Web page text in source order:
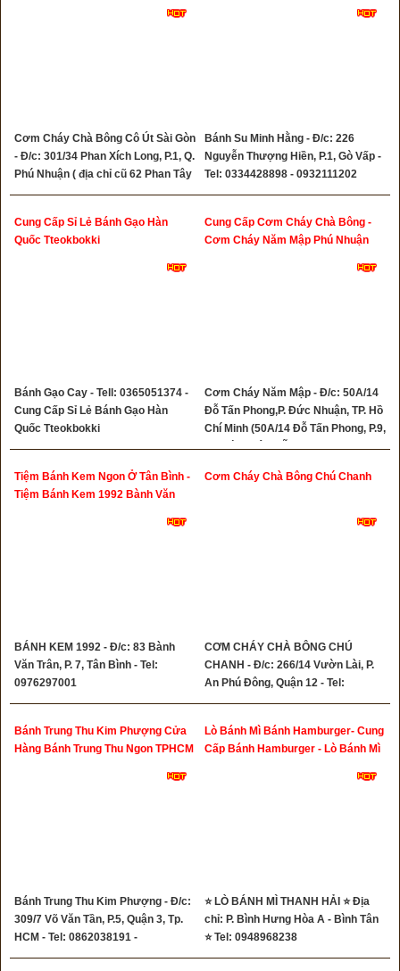
Cơm Cháy Chà Bông Cô Út Sài Gòn
- Đ/c: 301/34 Phan Xích Long, P.1, Q.
Phú Nhuận ( địa chỉ cũ 62 Phan Tây
Hồ ) - Tel: 0932333462 -
Bánh Su Minh Hằng - Đ/c: 226
Nguyễn Thượng Hiền, P.1, Gò Vấp -
Tel: 0334428898 - 0932111202
Cung Cấp Sỉ Lẻ Bánh Gạo Hàn
Quốc Tteokbokki
Bánh Gạo Cay - Tell: 0365051374 -
Cung Cấp Sỉ Lẻ Bánh Gạo Hàn
Quốc Tteokbokki
Cung Cấp Cơm Cháy Chà Bông -
Cơm Cháy Năm Mập Phú Nhuận
Cơm Cháy Năm Mập - Đ/c: 50A/14
Đỗ Tấn Phong,P. Đức Nhuận, TP. Hồ
Chí Minh (50A/14 Đỗ Tấn Phong, P.9,
Q.Phú Nhuận CŨ), Tell: 0776982425
Tiệm Bánh Kem Ngon Ở Tân Bình -
Tiệm Bánh Kem 1992 Bành Văn
BÁNH KEM 1992 - Đ/c: 83 Bành
Văn Trân, P. 7, Tân Bình - Tel:
0976297001
Cơm Cháy Chà Bông Chú Chanh
CƠM CHÁY CHÀ BÔNG CHÚ
CHANH - Đ/c: 266/14 Vườn Lài, P.
An Phú Đông, Quận 12 - Tel:
0707878041
Bánh Trung Thu Kim Phượng Cửa
Hàng Bánh Trung Thu Ngon TPHCM
Bánh Trung Thu Kim Phượng - Đ/c:
309/7 Võ Văn Tần, P.5, Quận 3, Tp.
HCM - Tel: 0862038191 -
0909023891
Lò Bánh Mì Bánh Hamburger- Cung
Cấp Bánh Hamburger - Lò Bánh Mì
⭐ LÒ BÁNH MÌ THANH HẢI ⭐ Địa
chỉ: P. Bình Hưng Hòa A - Bình Tân
⭐ Tel: 0948968238